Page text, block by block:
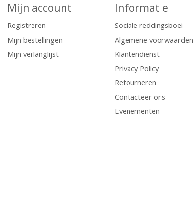
Mijn account
Registreren
Mijn bestellingen
Mijn verlanglijst
Informatie
Sociale reddingsboei
Algemene voorwaarden
Klantendienst
Privacy Policy
Retourneren
Contacteer ons
Evenementen